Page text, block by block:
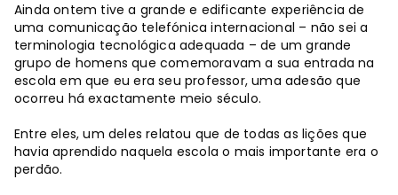
Ainda ontem tive a grande e edificante experiência de
uma comunicação telefónica internacional – não sei a
terminologia tecnológica adequada – de um grande
grupo de homens que comemoravam a sua entrada na
escola em que eu era seu professor, uma adesão que
ocorreu há exactamente meio século.
Entre eles, um deles relatou que de todas as lições que
havia aprendido naquela escola o mais importante era o
perdão.